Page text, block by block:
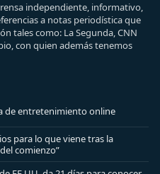
independiente, informativo,
a notas periodística que
tales como: La Segunda, CNN
con quien además tenemos
de entretenimiento online
para lo que viene tras la
comienzo”